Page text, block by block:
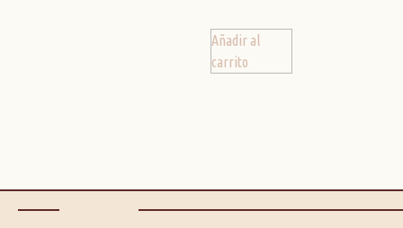
Añadir al
carrito